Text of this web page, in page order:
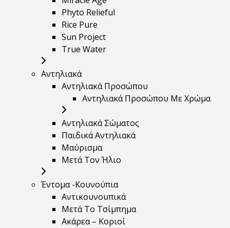
Phyto Relieful
Rice Pure
Sun Project
True Water
Αντηλιακά
Αντηλιακά Προσώπου
Αντηλιακά Προσώπου Με Χρώμα
Αντηλιακά Σώματος
Παιδικά Αντηλιακά
Μαύρισμα
Mετά Τον Ήλιο
Έντομα -Κουνούπια
Αντικουνουπικά
Μετά Το Τσίμπημα
Ακάρεα – Κοριοί